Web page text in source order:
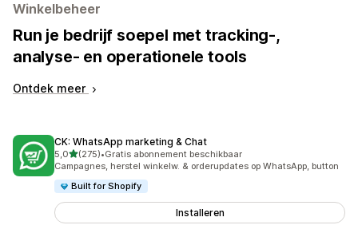
Winkelbeheer
Run je bedrijf soepel met tracking-,
analyse- en operationele tools
Ontdek meer
CK: WhatsApp marketing & Chat
5,0van 5 sterren
(275)
275 recensies in totaal
•Gratis abonnement beschikbaar
Campagnes, herstel winkelw. & orderupdates op WhatsApp, button
Built for Shopify
Installeren